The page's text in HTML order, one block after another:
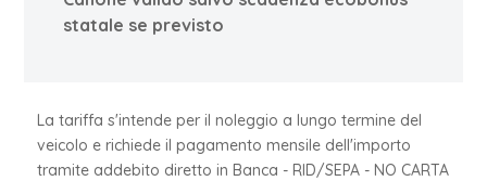
statale se previsto
La tariffa s'intende per il noleggio a lungo termine del
veicolo e richiede il pagamento mensile dell'importo
tramite addebito diretto in Banca - RID/SEPA - NO CARTA